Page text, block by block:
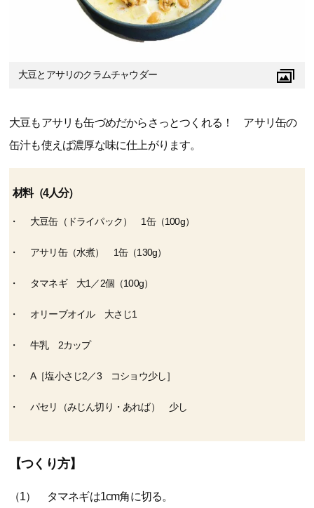
大豆とアサリのクラムチャウダー
大豆もアサリも缶づめだからさっとつくれる！ アサリ缶の
缶汁も使えば濃厚な味に仕上がります。
材料（4人分）
大豆缶（ドライパック） 1缶（100g）
アサリ缶（水煮） 1缶（130g）
タマネギ 大1／2個（100g）
オリーブオイル 大さじ1
牛乳 2カップ
A［塩小さじ2／3 コショウ少し］
パセリ（みじん切り・あれば） 少し
【つくり方】
（1） タマネギは1cm角に切る。